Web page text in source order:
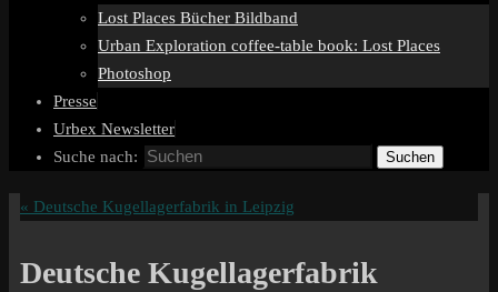
Lost Places Bücher Bildband
Urban Exploration coffee-table book: Lost Places
Photoshop
Presse
Urbex Newsletter
Suche nach:
Suchen
« Deutsche Kugellagerfabrik in Leipzig
Deutsche Kugellagerfabrik